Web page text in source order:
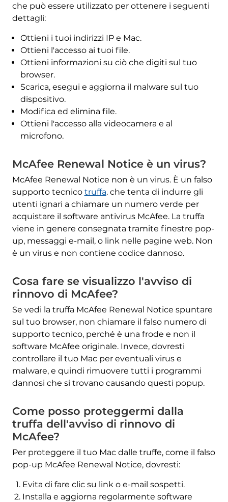
che può essere utilizzato per ottenere i seguenti
dettagli:
Ottieni i tuoi indirizzi IP e Mac.
Ottieni l'accesso ai tuoi file.
Ottieni informazioni su ciò che digiti sul tuo
browser.
Scarica, esegui e aggiorna il malware sul tuo
dispositivo.
Modifica ed elimina file.
Ottieni l'accesso alla videocamera e al
microfono.
McAfee Renewal Notice è un virus?
McAfee Renewal Notice non è un virus. È un falso
supporto tecnico truffa. che tenta di indurre gli
utenti ignari a chiamare un numero verde per
acquistare il software antivirus McAfee. La truffa
viene in genere consegnata tramite finestre pop-
up, messaggi e-mail, o link nelle pagine web. Non
è un virus e non contiene codice dannoso.
Cosa fare se visualizzo l'avviso di
rinnovo di McAfee?
Se vedi la truffa McAfee Renewal Notice spuntare
sul tuo browser, non chiamare il falso numero di
supporto tecnico, perché è una frode e non il
software McAfee originale. Invece, dovresti
controllare il tuo Mac per eventuali virus e
malware, e quindi rimuovere tutti i programmi
dannosi che si trovano causando questi popup.
Come posso proteggermi dalla
truffa dell'avviso di rinnovo di
McAfee?
Per proteggere il tuo Mac dalle truffe, come il falso
pop-up McAfee Renewal Notice, dovresti:
Evita di fare clic su link o e-mail sospetti.
Installa e aggiorna regolarmente software